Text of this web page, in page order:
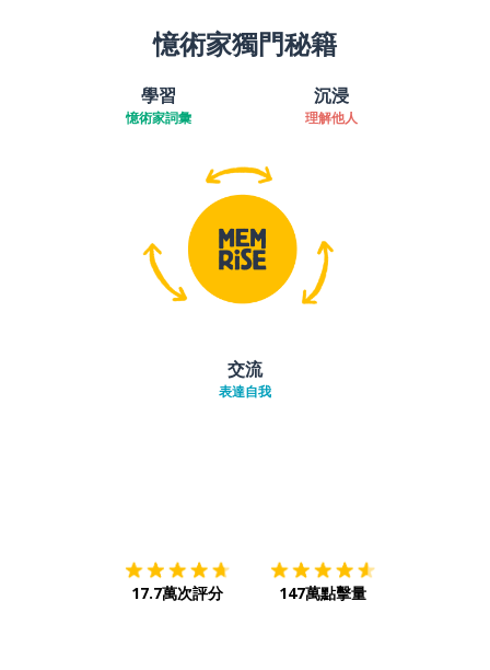
憶術家獨門秘籍
學習
憶術家詞彙
沉浸
理解他人
交流
表達自我
17.7萬次評分 147萬點擊量